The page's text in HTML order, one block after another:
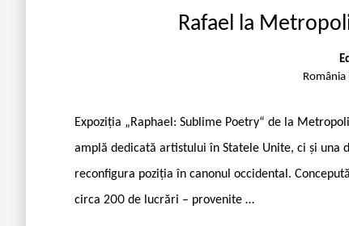
Rafael la
Expoziția „Raphael: Sublime Poetry“ de la
amplă dedicată artistului în Statele Unite, ci și
reconfigura poziția în canonul occidental.
circa 200 de lucrări – provenite …